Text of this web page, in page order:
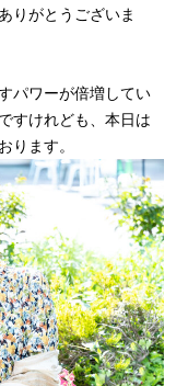
りがとうございま
パワーが倍増してい
すけれども、本日は
ります。